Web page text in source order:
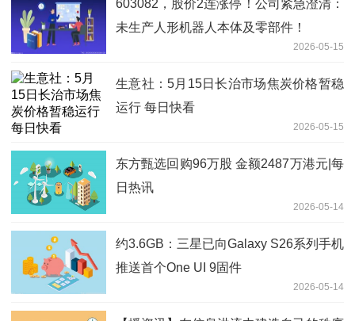
603082，股价2连涨停！公司紧急澄清：
未生产人形机器人本体及零部件！
2026-05-15
生意社：5月15日长治市场焦炭价格暂稳
运行 每日快看
2026-05-15
东方甄选回购96万股 金额2487万港元|每
日热讯
2026-05-14
约3.6GB：三星已向Galaxy S26系列手机
推送首个One UI 9固件
2026-05-14